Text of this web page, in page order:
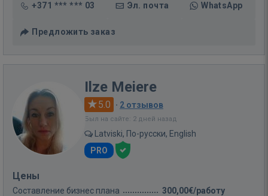
+371 *** *** 03 Эл. почта WhatsApp
Предложить заказ
Ilze Meiere
5.0 · 2 отзывов
Был на сайте: 2 дней назад
Latviski, По-русски, English
PRO
Цены
Составление бизнес плана 300,00€/работу